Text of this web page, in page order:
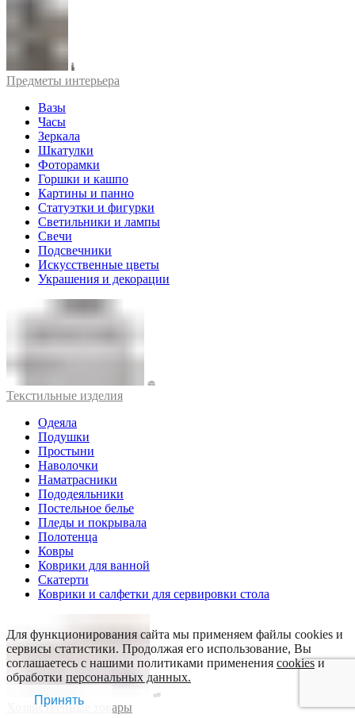
Предметы интерьера
Вазы
Часы
Зеркала
Шкатулки
Фоторамки
Горшки и кашпо
Картины и панно
Статуэтки и фигурки
Светильники и лампы
Свечи
Подсвечники
Искусственные цветы
Украшения и декорации
Текстильные изделия
Одеяла
Подушки
Простыни
Наволочки
Наматрасники
Пододеяльники
Постельное белье
Пледы и покрывала
Полотенца
Ковры
Коврики для ванной
Скатерти
Коврики и салфетки для сервировки стола
Хозяйственные товары
Для функционирования сайта мы применяем файлы cookies и
сервисы статистики. Продолжая его использование, Вы
соглашаетесь с нашими политиками применения cookiesи
обработки персональных данных.
Принять